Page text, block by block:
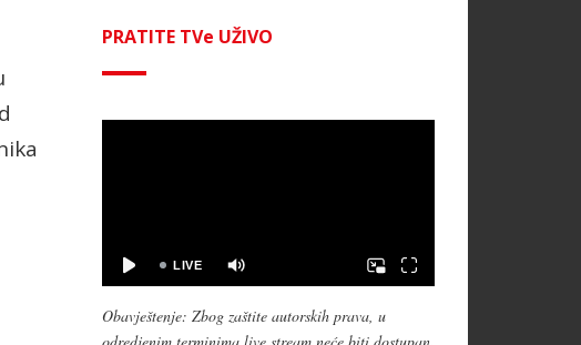
PRATITE TVe UŽIVO
Obavještenje: Zbog zaštite autorskih prava, u